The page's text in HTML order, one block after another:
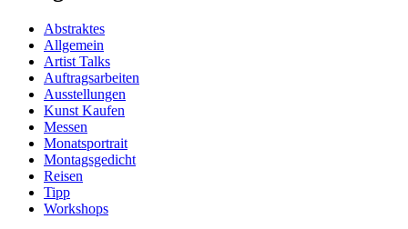
Abstraktes
Allgemein
Artist Talks
Auftragsarbeiten
Ausstellungen
Kunst Kaufen
Messen
Monatsportrait
Montagsgedicht
Reisen
Tipp
Workshops